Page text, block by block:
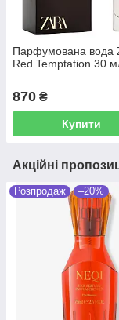
Парфумована вода
Red Temptation 30
870 ₴
Купити
Акційні
Розпродаж –20%